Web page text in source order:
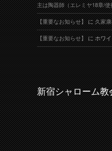
主は陶器師（エレミヤ18章/
【重要なお知らせ】に久家
【重要なお知らせ】にホワ
新宿シャローム教